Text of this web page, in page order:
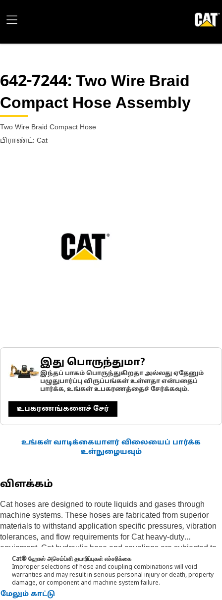
642-7244: Two Wire Braid
Compact Hose Assembly
Two Wire Braid Compact Hose
பிராண்ட்: Cat
இது பொருந்துமா?
இந்தப் பாகம் பொருந்துகிறதா அல்லது ஏதேனும்
பழுதுபார்ப்பு விருப்பங்கள் உள்ளதா என்பதைப்
பார்க்க, உங்கள் உபகரணத்தைச் சேர்க்கவும்.
உபகரணங்களைச் சேர்
உங்கள் வாடிக்கையாளர் விலையைப் பார்க்க
உள்நுழையவும்
விளக்கம்
Cat hoses are designed to route liquids and gases through
machine systems. These hoses are fabricated from superior
materials to withstand application specific pressures, vibration
tolerances, and flow requirements for Cat heavy-duty
equipment. Cat hydraulic hose and couplings are subjected to
the most rigorous testing processes in the industry. Every Cat
hose and coupling combination is tested as a system to ensure
a perfect fit that yields maximum safety and dependability.
Cat compact hoses also work at half the SAE bend radius,
Cat® ஹோஸ் அசெம்ப்ளி தயாரிப்புகள் எச்சரிக்கை
Improper selections of hose and coupling combinations will void
warranties and may result in serious personal injury or death, property
damage, or component and machine system failure.
மேலும் காட்டு